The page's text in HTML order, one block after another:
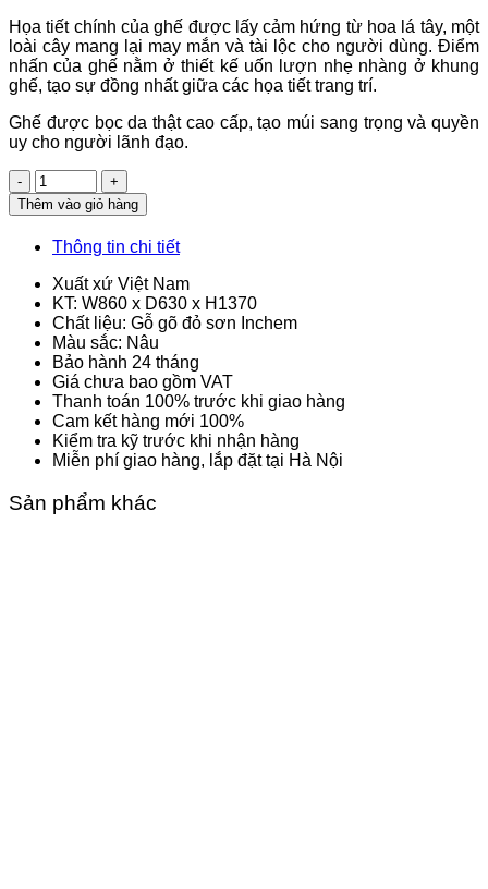
Họa tiết chính của ghế được lấy cảm hứng từ hoa lá tây, một
loài cây mang lại may mắn và tài lộc cho người dùng. Điểm
nhấn của ghế nằm ở thiết kế uốn lượn nhẹ nhàng ở khung
ghế, tạo sự đồng nhất giữa các họa tiết trang trí.
Ghế được bọc da thật cao cấp, tạo múi sang trọng và quyền
uy cho người lãnh đạo.
Số
lượng
Thêm vào giỏ hàng
Thông tin chi tiết
Xuất xứ Việt Nam
KT: W860 x D630 x H1370
Chất liệu: Gỗ gõ đỏ sơn Inchem
Màu sắc: Nâu
Bảo hành 24 tháng
Giá chưa bao gồm VAT
Thanh toán 100% trước khi giao hàng
Cam kết hàng mới 100%
Kiểm tra kỹ trước khi nhận hàng
Miễn phí giao hàng, lắp đặt tại Hà Nội
Sản phẩm khác